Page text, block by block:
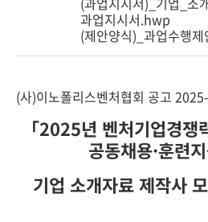
과업지시서.hwp
(제안양식)_과업수행
(사)이노폴리스벤처협회 공고
「2025년 벤처기업경쟁
공동채용·훈련
기업 소개자료 제작사